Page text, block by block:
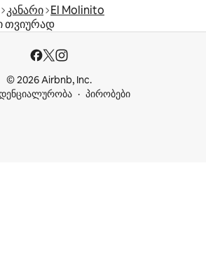
კანარი El Molinito
თვიურად
© 2026 Airbnb, Inc.
პირობები